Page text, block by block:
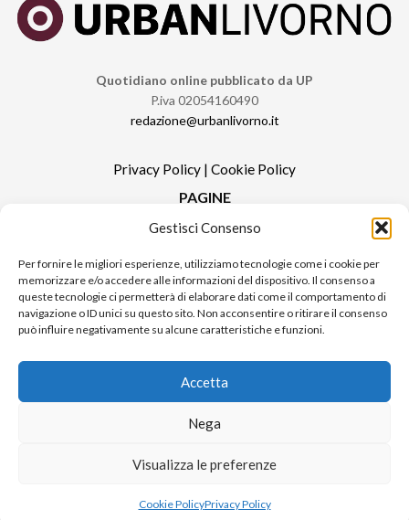
Gestisci Consenso
Per fornire le migliori esperienze, utilizziamo tecnologie come i cookie per
memorizzare e/o accedere alle informazioni del dispositivo. Il consenso a
queste tecnologie ci permetterà di elaborare dati come il comportamento di
navigazione o ID unici su questo sito. Non acconsentire o ritirare il consenso
può influire negativamente su alcune caratteristiche e funzioni.
Accetta
Nega
Visualizza le preferenze
Cookie PolicyPrivacy Policy
Quotidiano online pubblicato da UP
P.iva 02054160490
redazione@urbanlivorno.it
Privacy Policy | Cookie Policy
PAGINE
Redazione
Contatti
Pubblicità
Sitemap
RUBRICHE
Urban Video
© 2024 UP di Poggianti Simona | Urban Livorno è una testata giornalistica